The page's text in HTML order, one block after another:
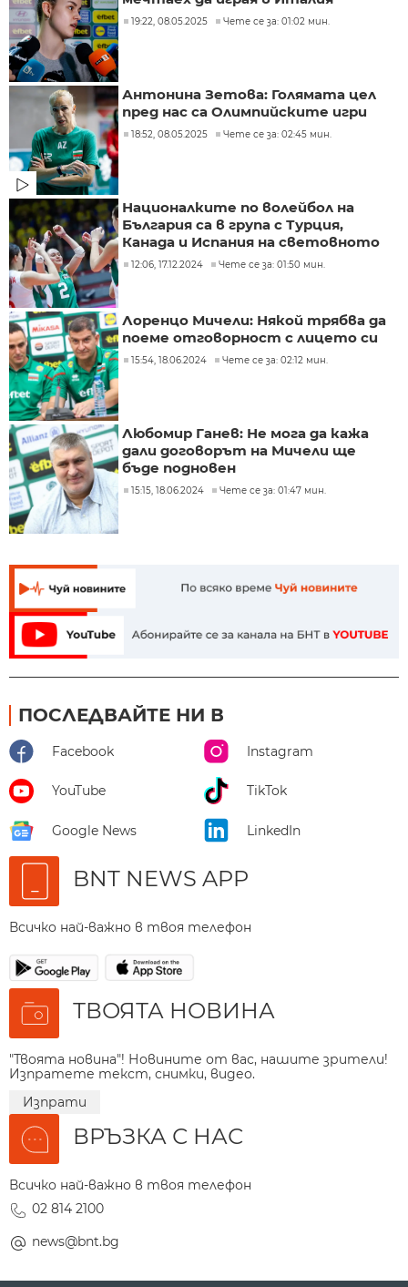
19:22, 08.05.2025 Чете се за: 01:02 мин.
Антонина Зетова: Голямата цел
пред нас са Олимпийските игри
18:52, 08.05.2025 Чете се за: 02:45 мин.
Националките по волейбол на
България са в група с Турция,
Канада и Испания на световното
12:06, 17.12.2024 Чете се за: 01:50 мин.
Лоренцо Мичели: Някой трябва да
поеме отговорност с лицето си
15:54, 18.06.2024 Чете се за: 02:12 мин.
Любомир Ганев: Не мога да кажа
дали договорът на Мичели ще
бъде подновен
15:15, 18.06.2024 Чете се за: 01:47 мин.
ПОСЛЕДВАЙТЕ НИ В
Facebook Instagram
YouTube TikTok
Google News LinkedIn
BNT NEWS APP
Всичко най-важно в твоя телефон
ТВОЯТА НОВИНА
"Твоята новина"! Новините от вас, нашите зрители!
Изпратете текст, снимки, видео.
Изпрати
ВРЪЗКА С НАС
Всичко най-важно в твоя телефон
02 814 2100
news@bnt.bg